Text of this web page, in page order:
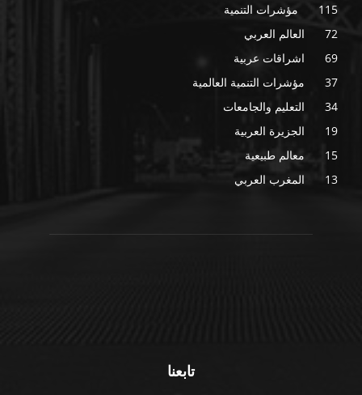
مؤشرات التنمية
115
العالم العربي
72
اشراقات عربية
69
مؤشرات التنمية العالمية
37
التعليم والجامعات
34
الجزيرة العربية
19
معالم طبيعية
15
المغرب العربي
13
تابعنا